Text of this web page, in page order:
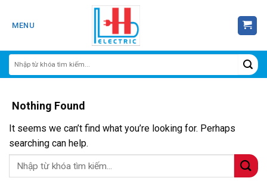
MENU
Nothing Found
It seems we can’t find what you’re looking for. Perhaps
searching can help.